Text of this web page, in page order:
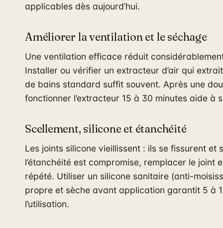
applicables dès aujourd’hui.
Améliorer la ventilation et le séchage
Une ventilation efficace réduit
Installer ou vérifier un extracteur d’air qui
de bains standard suffit souvent. Après une
fonctionner l’extracteur 15 à 30 minutes aide à
Scellement, silicone et étanchéité
Les joints silicone vieillissent : ils se fissurent et
l’étanchéité est compromise, remplacer le joint
répété. Utiliser un silicone sanitaire (anti-
propre et sèche avant application garantit 5 à
l’utilisation.